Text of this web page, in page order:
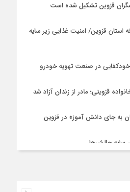
استان قزوین/ امنیت غذایی زیر سایه
خودکفایی در صنعت تهویه خودرو
قزوینی؛ مادر از زندان آزاد شد
به جای دانش‌ آموز» در قزوین